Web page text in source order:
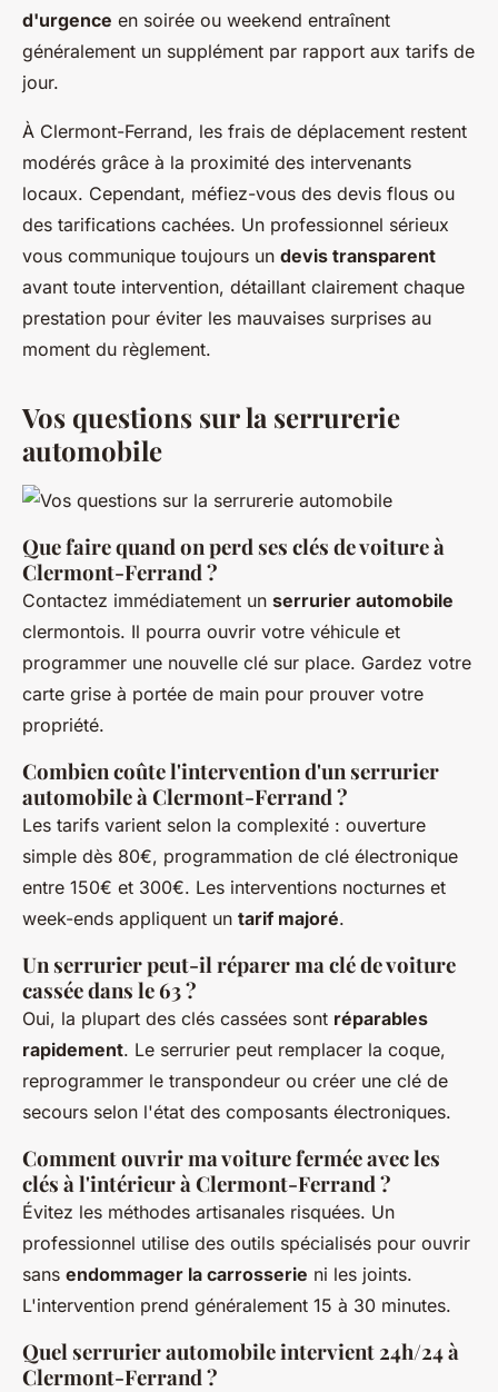
d'urgence en soirée ou weekend entraînent
généralement un supplément par rapport aux tarifs de
jour.
À Clermont-Ferrand, les frais de déplacement restent
modérés grâce à la proximité des intervenants
locaux. Cependant, méfiez-vous des devis flous ou
des tarifications cachées. Un professionnel sérieux
vous communique toujours un devis transparent
avant toute intervention, détaillant clairement chaque
prestation pour éviter les mauvaises surprises au
moment du règlement.
Vos questions sur la serrurerie
automobile
Que faire quand on perd ses clés de voiture à
Clermont-Ferrand ?
Contactez immédiatement un serrurier automobile
clermontois. Il pourra ouvrir votre véhicule et
programmer une nouvelle clé sur place. Gardez votre
carte grise à portée de main pour prouver votre
propriété.
Combien coûte l'intervention d'un serrurier
automobile à Clermont-Ferrand ?
Les tarifs varient selon la complexité : ouverture
simple dès 80€, programmation de clé électronique
entre 150€ et 300€. Les interventions nocturnes et
week-ends appliquent un tarif majoré.
Un serrurier peut-il réparer ma clé de voiture
cassée dans le 63 ?
Oui, la plupart des clés cassées sont réparables
rapidement. Le serrurier peut remplacer la coque,
reprogrammer le transpondeur ou créer une clé de
secours selon l'état des composants électroniques.
Comment ouvrir ma voiture fermée avec les
clés à l'intérieur à Clermont-Ferrand ?
Évitez les méthodes artisanales risquées. Un
professionnel utilise des outils spécialisés pour ouvrir
sans endommager la carrosserie ni les joints.
L'intervention prend généralement 15 à 30 minutes.
Quel serrurier automobile intervient 24h/24 à
Clermont-Ferrand ?